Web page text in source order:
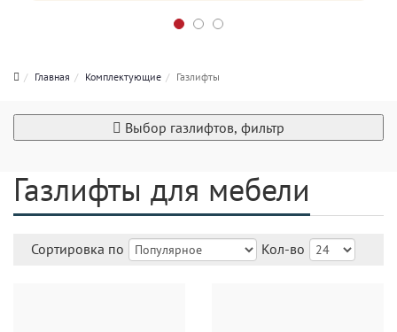
Главная Комплектующие Газлифты
Выбор газлифтов, фильтр
Газлифты для мебели
Сортировка по Кол-во